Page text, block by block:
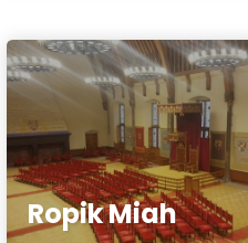
Ropik Miah